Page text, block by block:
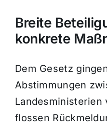
Breite
konkrete
Dem Gesetz
Abstimmungen
Landesministerien
flossen